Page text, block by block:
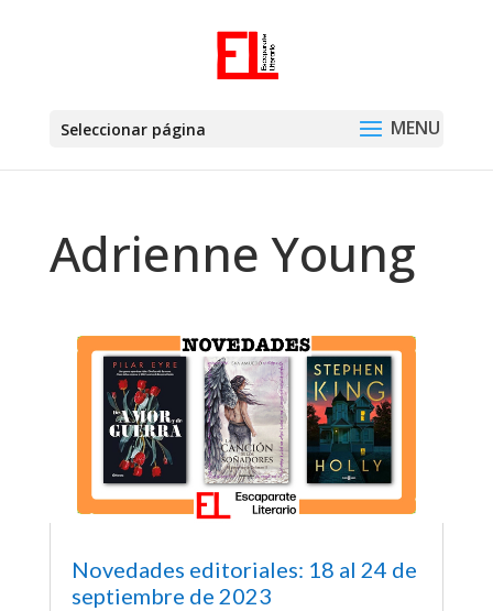
Seleccionar página
Adrienne Young
Novedades editoriales: 18 al 24 de
septiembre de 2023